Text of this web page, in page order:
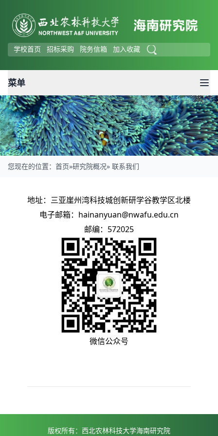
学校首页 招标采购 院务信箱 加入收藏
菜单
联系我们
您现在的位置： 首页»研究院概况» 联系我们
地址：三亚崖州湾科技城创新研学谷教学区北楼
电子邮箱：hainanyuan@nwafu.edu.cn
邮编： 572025
微信公众号
版权所有：西北农林科技大学海南研究院